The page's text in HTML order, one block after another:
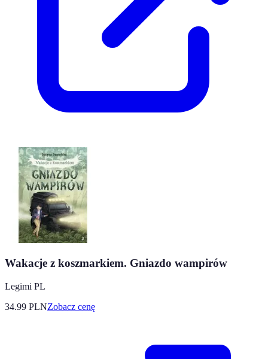
Wakacje z koszmarkiem. Gniazdo wampirów
Legimi PL
34.99 PLNZobacz cenę